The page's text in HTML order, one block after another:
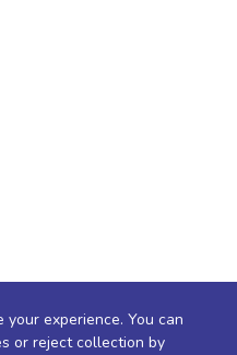
experience. You can
or reject collection by